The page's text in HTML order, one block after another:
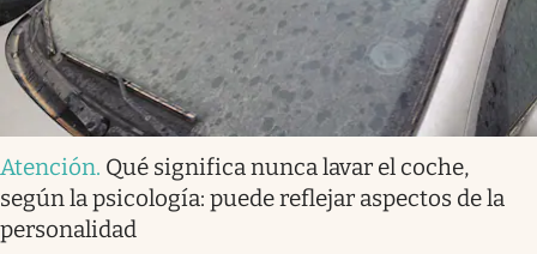
Atención. Qué significa nunca lavar el coche,
según la psicología: puede reflejar aspectos de la
personalidad